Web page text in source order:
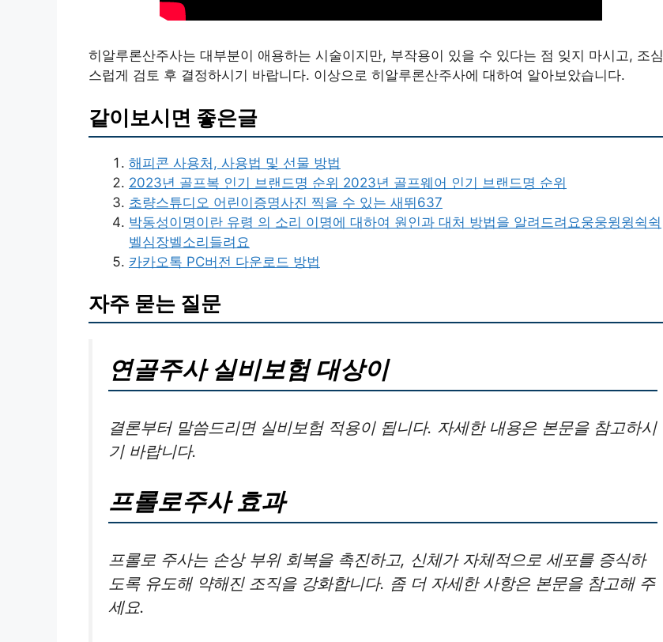
히알루론산주사는 대부분이 애용하는 시술이지만, 부작용이 있을 수 있다는 점 잊지 마시고, 조심
스럽게 검토 후 결정하시기 바랍니다. 이상으로 히알루론산주사에 대하여 알아보았습니다.
같이보시면 좋은글
해피콘 사용처, 사용법 및 선물 방법
2023년 골프복 인기 브랜드명 순위 2023년 골프웨어 인기 브랜드명 순위
초량스튜디오 어린이증명사진 찍을 수 있는 새뛰637
박동성이명이란 유령 의 소리 이명에 대하여 원인과 대처 방법을 알려드려요웅웅윙윙쉭쉭
벨심장벨소리들려요
카카오톡 PC버전 다운로드 방법
자주 묻는 질문
연골주사 실비보험 대상이
결론부터 말씀드리면 실비보험 적용이 됩니다. 자세한 내용은 본문을 참고하시
기 바랍니다.
프롤로주사 효과
프롤로 주사는 손상 부위 회복을 촉진하고, 신체가 자체적으로 세포를 증식하
도록 유도해 약해진 조직을 강화합니다. 좀 더 자세한 사항은 본문을 참고해 주
세요.